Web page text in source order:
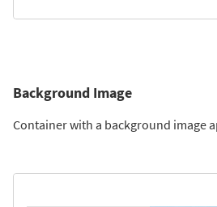
Background Image
Container with a background image